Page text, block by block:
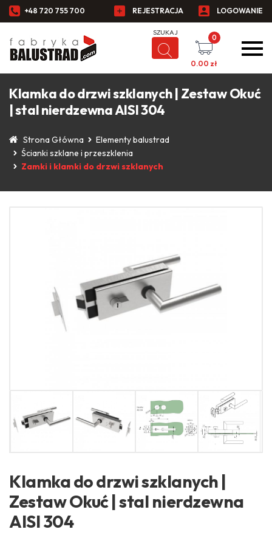
+48 720 755 700 REJESTRACJA LOGOWANIE
0
0.00 zł
Klamka do drzwi szklanych | Zestaw Okuć
| stal nierdzewna AISI 304
Strona Główna
Elementy balustrad
Ścianki szklane i przeszklenia
Zamki i klamki do drzwi szklanych
Klamka do drzwi szklanych |
Zestaw Okuć | stal nierdzewna
AISI 304